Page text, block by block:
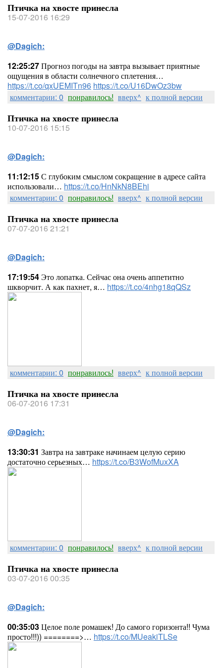
Птичка на хвосте принесла
15-07-2016 16:29
@Dagich:
12:25:27Прогноз погоды на завтра вызывает приятные
ощущения в области солнечного сплетения…
https://t.co/qxUEMITn96 https://t.co/U16DwOz3bw
комментарии: 0 понравилось! вверх^ к полной версии
Птичка на хвосте принесла
10-07-2016 15:15
@Dagich:
11:12:15С глубоким смыслом сокращение в адресе сайта
использовали… https://t.co/HnNkN8BEhi
комментарии: 0 понравилось! вверх^ к полной версии
Птичка на хвосте принесла
07-07-2016 21:21
@Dagich:
17:19:54Это лопатка. Сейчас она очень аппетитно
шкворчит. А как пахнет, я… https://t.co/4nhg18qQSz
комментарии: 0 понравилось! вверх^ к полной версии
Птичка на хвосте принесла
06-07-2016 17:31
@Dagich:
13:30:31 Завтра на завтраке начинаем целую серию
достаточно серьезных… https://t.co/B3WofMuxXA
комментарии: 0 понравилось! вверх^ к полной версии
Птичка на хвосте принесла
03-07-2016 00:35
@Dagich:
00:35:03Целое поле ромашек! До самого горизонта!! Чума
просто!!!)) ========>… https://t.co/MUeakiTLSe